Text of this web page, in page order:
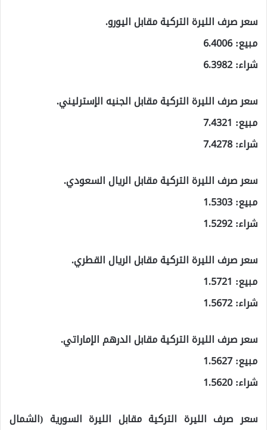
سعر صرف الليرة التركية مقابل اليورو.
مبيع: 6.4006
شراء: 6.3982
سعر صرف الليرة التركية مقابل الجنيه الإسترليني.
مبيع: 7.4321
شراء: 7.4278
سعر صرف الليرة التركية مقابل الريال السعودي.
مبيع: 1.5303
شراء: 1.5292
سعر صرف الليرة التركية مقابل الريال القطري.
مبيع: 1.5721
شراء: 1.5672
سعر صرف الليرة التركية مقابل الدرهم الإماراتي.
مبيع: 1.5627
شراء: 1.5620
سعر صرف الليرة التركية مقابل الليرة السورية (الشمال